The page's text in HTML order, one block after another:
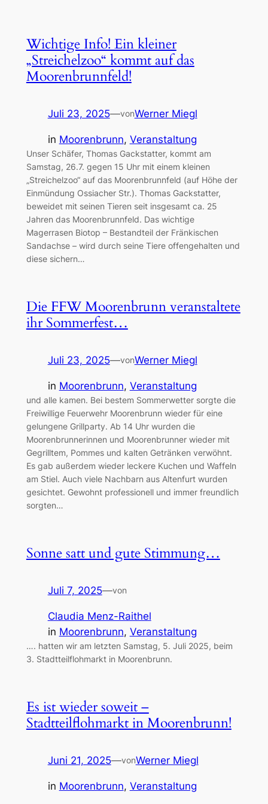
Wichtige Info! Ein kleiner
„Streichelzoo“ kommt auf das
Moorenbrunnfeld!
Juli 23, 2025—vonWerner Miegl
in Moorenbrunn, Veranstaltung
Unser Schäfer, Thomas Gackstatter, kommt am
Samstag, 26.7. gegen 15 Uhr mit einem kleinen
„Streichelzoo“ auf das Moorenbrunnfeld (auf Höhe der
Einmündung Ossiacher Str.). Thomas Gackstatter,
beweidet mit seinen Tieren seit insgesamt ca. 25
Jahren das Moorenbrunnfeld. Das wichtige
Magerrasen Biotop – Bestandteil der Fränkischen
Sandachse – wird durch seine Tiere offengehalten und
diese sichern…
Die FFW Moorenbrunn veranstaltete
ihr Sommerfest…
Juli 23, 2025—vonWerner Miegl
in Moorenbrunn, Veranstaltung
und alle kamen. Bei bestem Sommerwetter sorgte die
Freiwillige Feuerwehr Moorenbrunn wieder für eine
gelungene Grillparty. Ab 14 Uhr wurden die
Moorenbrunnerinnen und Moorenbrunner wieder mit
Gegrilltem, Pommes und kalten Getränken verwöhnt.
Es gab außerdem wieder leckere Kuchen und Waffeln
am Stiel. Auch viele Nachbarn aus Altenfurt wurden
gesichtet. Gewohnt professionell und immer freundlich
sorgten…
Sonne satt und gute Stimmung…
Juli 7, 2025—von
Claudia Menz-Raithel
in Moorenbrunn, Veranstaltung
…. hatten wir am letzten Samstag, 5. Juli 2025, beim
3. Stadtteilflohmarkt in Moorenbrunn.
Es ist wieder soweit –
Stadtteilflohmarkt in Moorenbrunn!
Juni 21, 2025—vonWerner Miegl
in Moorenbrunn, Veranstaltung